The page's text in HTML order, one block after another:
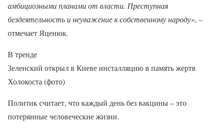
амбициозными планами от власти. Преступная
бездеятельность и неуважение к собственному народу», –
отмечает Яценюк.
В тренде
Зеленский открыл в Киеве инсталляцию в память жертв
Холокоста (фото)
Политик считает, что каждый день без вакцины – это
потерянные человеческие жизни.